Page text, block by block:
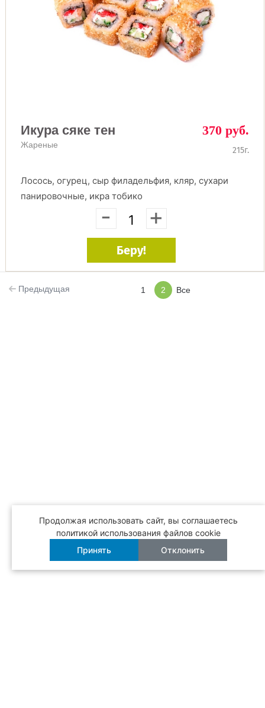
Икура сяке тен
Жареные
370 руб.
215г.
Лосось, огурец, сыр филадельфия, кляр, сухари
панировочные, икра тобико
- +
Беру!
Предыдущая 1 2 Все
Продолжая использовать сайт, вы соглашаетесь
политикой использования файлов cookie
Принять
Отклонить